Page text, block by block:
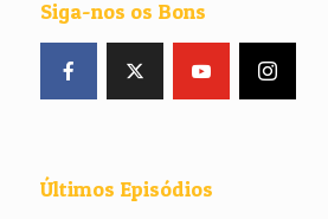
Siga-nos os Bons
Últimos Episódios